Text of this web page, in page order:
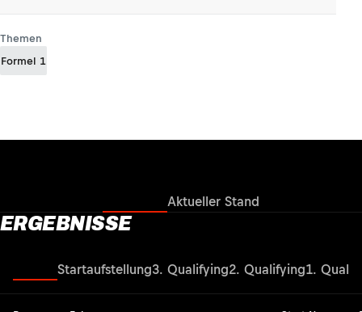
Themen
Formel 1
Aktueller Stand
ERGEBNISSE
Startaufstellung3. Qualifying2. Qualifying1.